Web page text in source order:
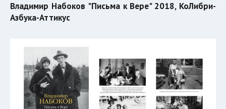
Владимир Набоков "Письма к Вере" 2018, КоЛибри-
Азбука-Аттикус